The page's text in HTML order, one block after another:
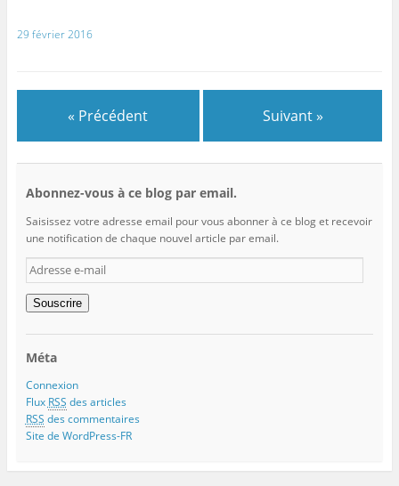
29 février 2016
« Précédent Suivant »
Abonnez-vous à ce blog par email.
Saisissez votre adresse email pour vous abonner à ce blog et recevoir
une notification de chaque nouvel article par email.
Adresse
e-
mail
Souscrire
Méta
Connexion
Flux RSS des articles
RSS des commentaires
Site de WordPress-FR